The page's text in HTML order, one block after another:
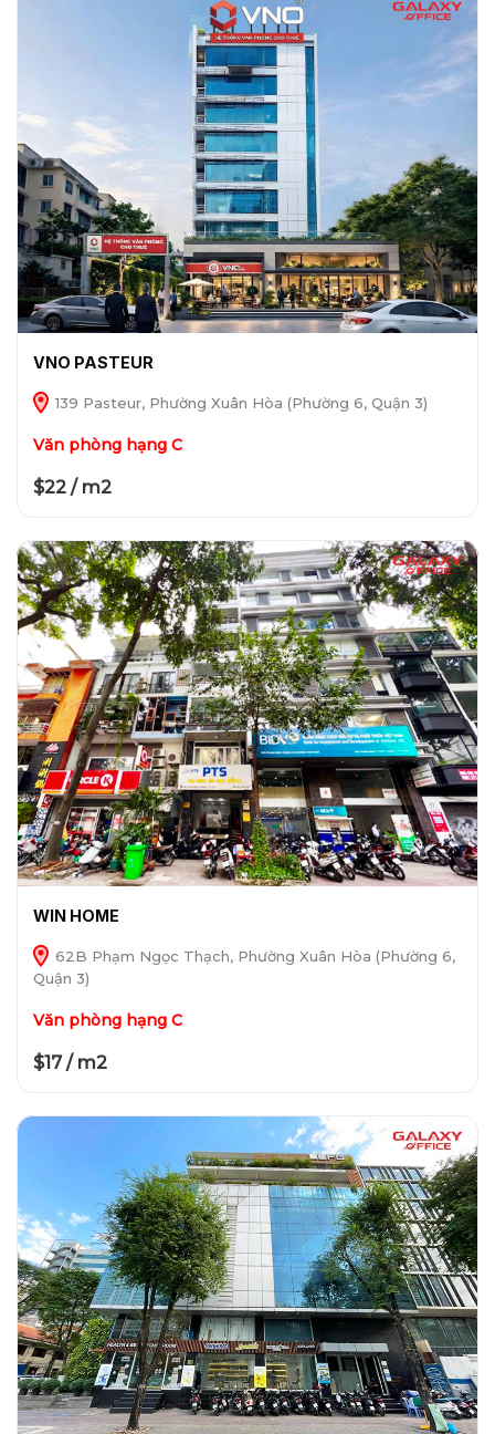
VNO PASTEUR
139 Pasteur, Phường Xuân Hòa (Phường 6, Quận 3)
Văn phòng hạng C
$22 / m2
WIN HOME
62B Phạm Ngọc Thạch, Phường Xuân Hòa (Phường 6,
Quận 3)
Văn phòng hạng C
$17 / m2